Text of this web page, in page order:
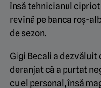
însă tehnicianul
revină pe banca roș-
de sezon.
Gigi Becali a
deranjat că a purtat
cu el personal, însă